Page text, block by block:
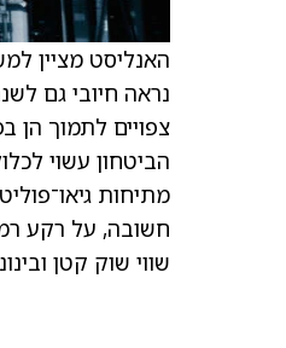
הביטחון עשוי
מתיחות
שווי שוק קטן